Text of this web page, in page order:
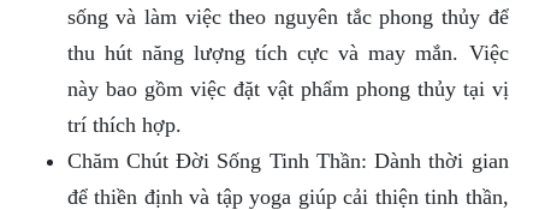
sống và làm việc theo nguyên tắc phong thủy để
thu hút năng lượng tích cực và may mắn. Việc
này bao gồm việc đặt vật phẩm phong thủy tại vị
trí thích hợp.
Chăm Chút Đời Sống Tinh Thần: Dành thời gian
để thiền định và tập yoga giúp cải thiện tinh thần,